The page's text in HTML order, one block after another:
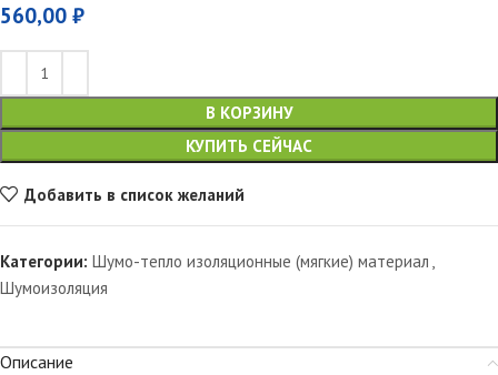
560,00 ₽
В КОРЗИНУ
КУПИТЬ СЕЙЧАС
Добавить в список желаний
Категории: Шумо-тепло изоляционные (мягкие) материал ,
Шумоизоляция
Описание